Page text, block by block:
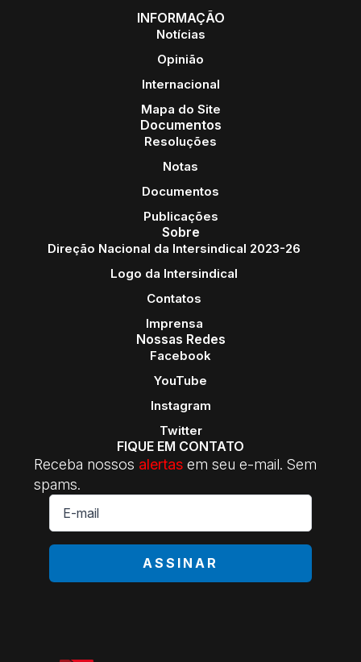
INFORMAÇÃO
Notícias
Opinião
Internacional
Mapa do Site
Documentos
Resoluções
Notas
Documentos
Publicações
Sobre
Direção Nacional da Intersindical 2023-26
Logo da Intersindical
Contatos
Imprensa
Nossas Redes
Facebook
YouTube
Instagram
Twitter
FIQUE EM CONTATO
Receba nossos alertas em seu e-mail. Sem
spams.
E-
mail
*
ASSINAR